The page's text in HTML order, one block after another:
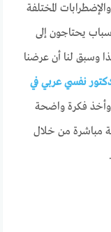
المختلفة
يحتاجون إلى
وسبق لنا أن عرضنا
نفسي عربي في
وأخذ فكرة واضحة
مباشرة من خلال